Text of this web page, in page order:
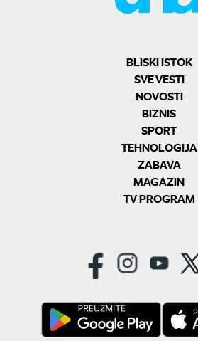
BLISKI ISTOK
SVE VESTI
NOVOSTI
BIZNIS
SPORT
TEHNOLOGIJA
ZABAVA
MAGAZIN
TV PROGRAM